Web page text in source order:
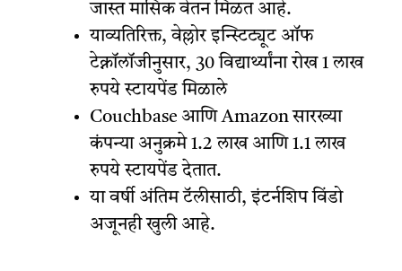
जास्त मासिक वेतन मिळत आहे.
याव्यतिरिक्त, वेल्लोर इन्स्टिट्यूट ऑफ
टेक्नॉलॉजीनुसार, 30 विद्यार्थ्यांना रोख 1 लाख
रुपये स्टायपेंड मिळाले
Couchbase आणि Amazon सारख्या
कंपन्या अनुक्रमे 1.2 लाख आणि 1.1 लाख
रुपये स्टायपेंड देतात.
या वर्षी अंतिम टॅलीसाठी, इंटर्नशिप विंडो
अजूनही खुली आहे.